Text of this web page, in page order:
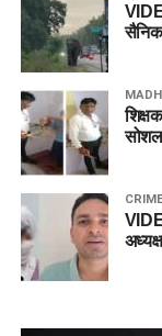
सैनिक
सोशल